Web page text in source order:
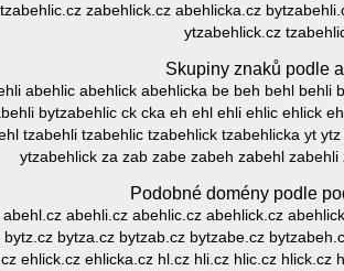
zabehlick.cz abehlicka.cz
ytzabehlick.cz
Skupiny znaků podle
abehlic abehlick abehlicka be beh behl behli
bytzabehlic ck cka eh ehl ehli ehlic ehlick
tzabehli tzabehlic tzabehlick tzabehlicka yt
ytzabehlick za zab zabe zabeh zabehl
Podobné domény podle
abehli.cz abehlic.cz abehlick.cz
bytza.cz bytzab.cz bytzabe.cz
ehlick.cz ehlicka.cz hl.cz hli.cz hlic.cz hlick.cz